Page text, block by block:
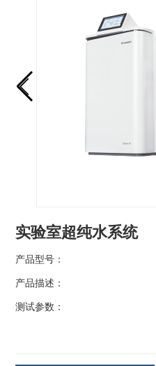
实验室超纯水系统
产品型号：
产品描述：
测试参数：